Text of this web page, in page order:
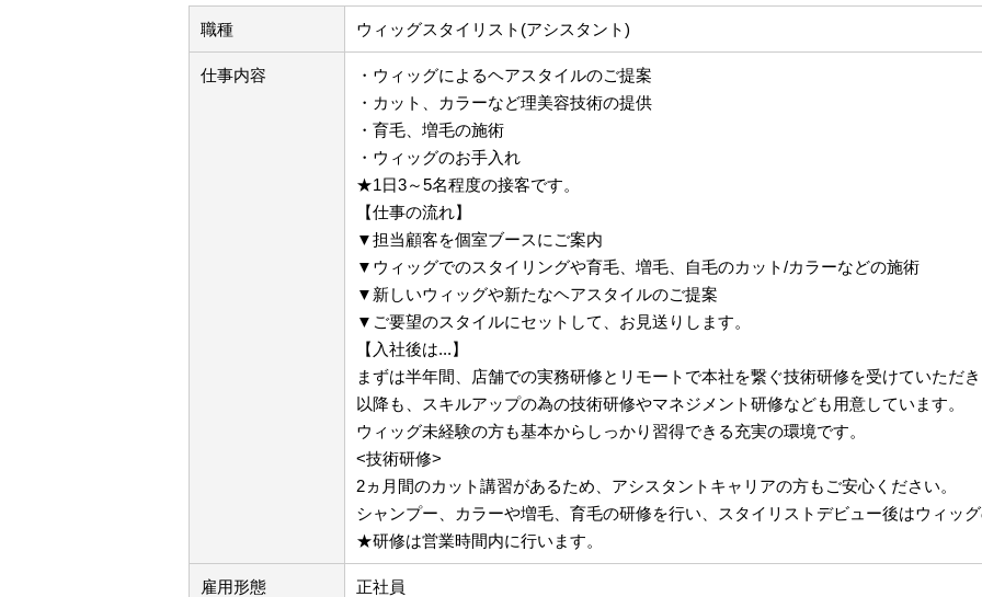
職種 ウィッグスタイリスト(アシスタント)
仕事内容
・ウィッグによるヘアスタイルのご提案
・カット、カラーなど理美容技術の提供
・育毛、増毛の施術
・ウィッグのお手入れ
★1日3～5名程度の接客です。
【仕事の流れ】
▼担当顧客を個室ブースにご案内
▼ウィッグでのスタイリングや育毛、増毛、自毛のカット/カラーなどの施術
▼新しいウィッグや新たなヘアスタイルのご提案
▼ご要望のスタイルにセットして、お見送りします。
【入社後は...】
まずは半年間、店舗での実務研修とリモートで本社を繋ぐ技術研修を受けていただ
以降も、スキルアップの為の技術研修やマネジメント研修なども用意しています。
ウィッグ未経験の方も基本からしっかり習得できる充実の環境です。
<技術研修>
2ヵ月間のカット講習があるため、アシスタントキャリアの方もご安心ください。
シャンプー、カラーや増毛、育毛の研修を行い、スタイリストデビュー後はウィッ
★研修は営業時間内に行います。
雇用形態 正社員